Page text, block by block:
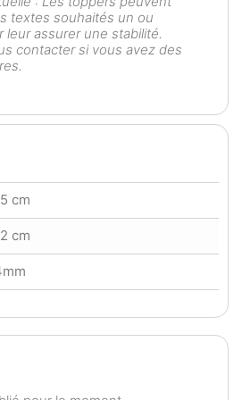
textes souhaités un ou
leur assurer une stabilité.
contacter si vous avez des
cm
cm